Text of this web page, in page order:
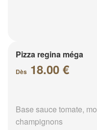
Pizza regina méga
Dès 18.00 €
Base sauce tomate,
champignons